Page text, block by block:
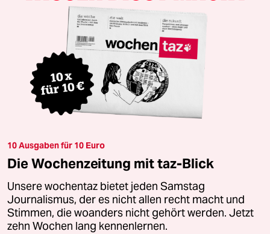
10 Ausgaben für 10 Euro
Die Wochenzeitung mit taz-Blick
Unsere wochentaz bietet jeden Samstag
Journalismus, der es nicht allen recht macht und
Stimmen, die woanders nicht gehört werden. Jetzt
zehn Wochen lang kennenlernen.